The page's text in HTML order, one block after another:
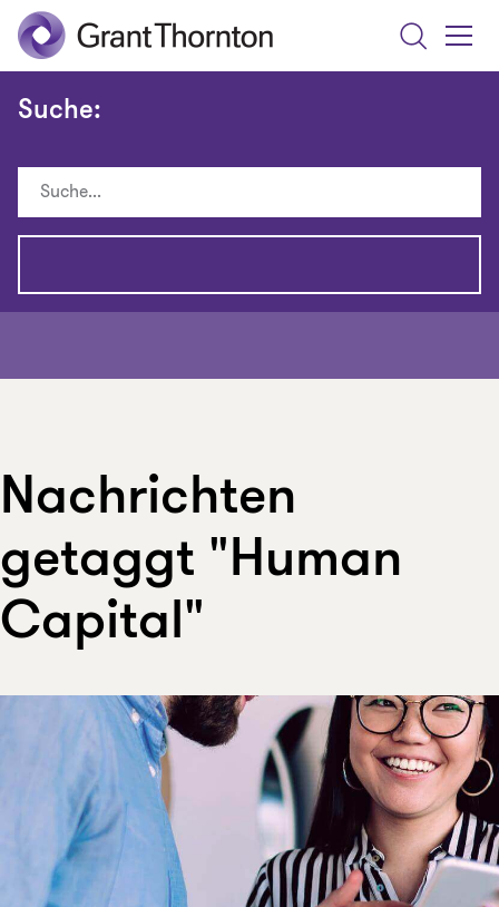
Search
Menu
Suche:
Nachrichten
getaggt "Human
Capital"